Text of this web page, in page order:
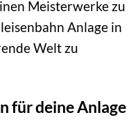
Meisterwerke zu
Anlage in
Welt zu
für deine Anlage